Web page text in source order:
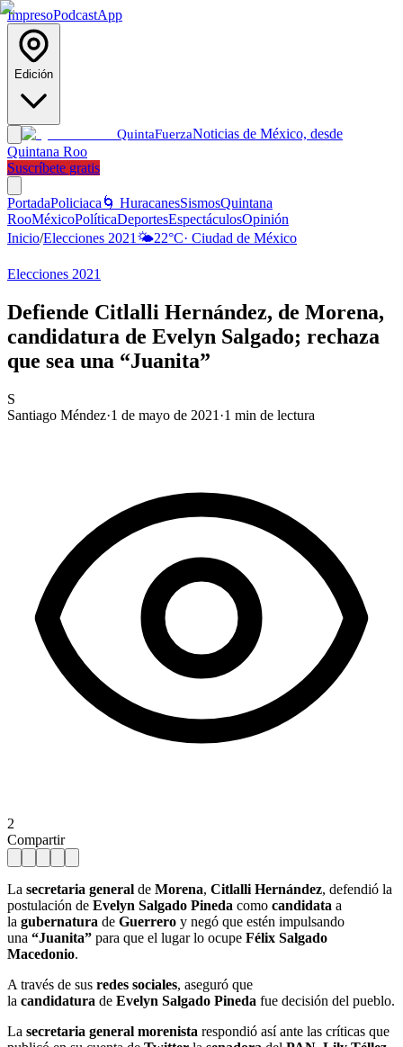
ImpresoPodcastApp
Edición
QuintaFuerzaNoticias de México, desde
Quintana Roo
Suscríbete gratis
PortadaPoliciaca 🌀 HuracanesSismosQuintana
RooMéxicoPolíticaDeportesEspectáculosOpinión
Inicio/Elecciones 2021 🌤️22°C· Ciudad de México
Elecciones 2021
Defiende Citlalli Hernández, de Morena,
candidatura de Evelyn Salgado; rechaza
que sea una “Juanita”
S
Santiago Méndez·1 de mayo de 2021 ·1 min de lectura
2
Compartir
La secretaria general de Morena, Citlalli Hernández, defendió la
postulación de Evelyn Salgado Pineda como candidata a
la gubernatura de Guerrero y negó que estén impulsando
una “Juanita” para que el lugar lo ocupe Félix Salgado
Macedonio.
A través de sus redes sociales, aseguró que
la candidatura de Evelyn Salgado Pineda fue decisión del pueblo.
La secretaria general morenista respondió así ante las críticas que